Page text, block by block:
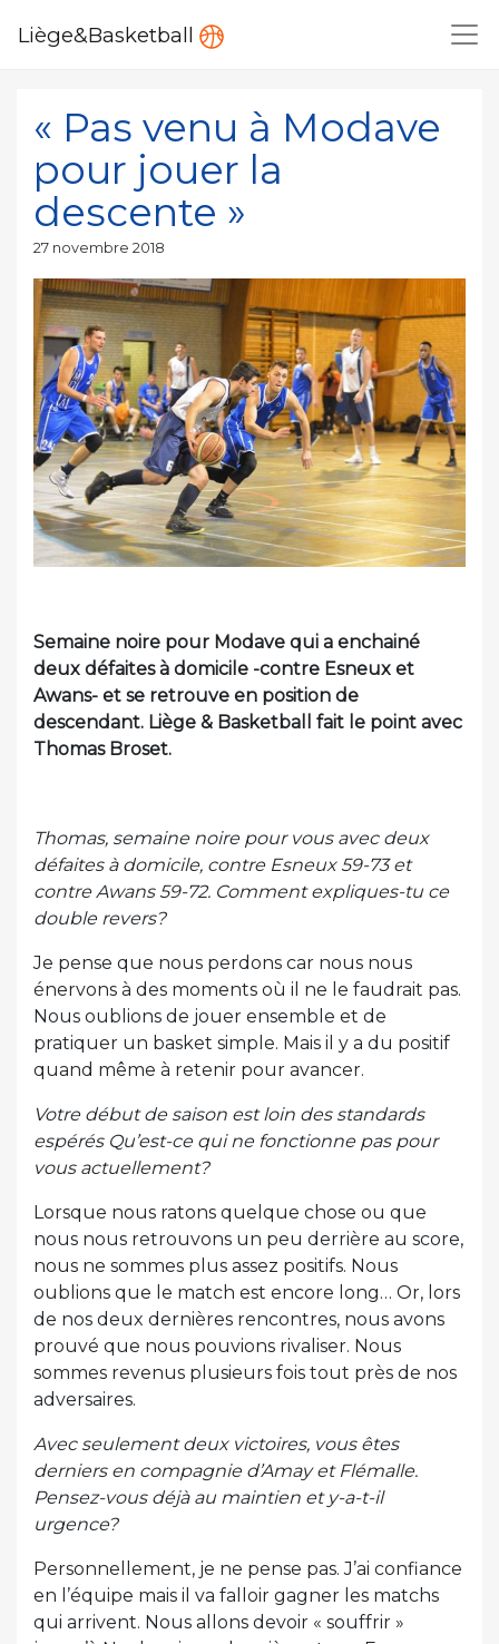
Liège&Basketball
« Pas venu à Modave
pour jouer la
descente »
Publié
27 novembre 2018
Semaine noire pour Modave qui a enchainé
deux défaites à domicile -contre Esneux et
Awans- et se retrouve en position de
descendant. Liège & Basketball fait le point avec
Thomas Broset.
Thomas, semaine noire pour vous avec deux
défaites à domicile, contre Esneux 59-73 et
contre Awans 59-72. Comment expliques-tu ce
double revers?
Je pense que nous perdons car nous nous
énervons à des moments où il ne le faudrait pas.
Nous oublions de jouer ensemble et de
pratiquer un basket simple. Mais il y a du positif
quand même à retenir pour avancer.
Votre début de saison est loin des standards
espérés Qu’est-ce qui ne fonctionne pas pour
vous actuellement?
Lorsque nous ratons quelque chose ou que
nous nous retrouvons un peu derrière au score,
nous ne sommes plus assez positifs. Nous
oublions que le match est encore long… Or, lors
de nos deux dernières rencontres, nous avons
prouvé que nous pouvions rivaliser. Nous
sommes revenus plusieurs fois tout près de nos
adversaires.
Avec seulement deux victoires, vous êtes
derniers en compagnie d’Amay et Flémalle.
Pensez-vous déjà au maintien et y-a-t-il
urgence?
Personnellement, je ne pense pas. J’ai confiance
en l’équipe mais il va falloir gagner les matchs
qui arrivent. Nous allons devoir « souffrir »